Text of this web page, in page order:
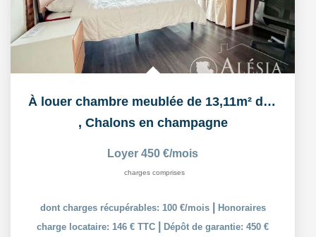
À louer chambre meublée de 13,11m² dans un logement...
, Chalons en champagne
Loyer 450 €/mois
charges comprises
dont charges récupérables: 100 €/mois
Honoraires
charge locataire: 146 € TTC
Dépôt de garantie: 450 €